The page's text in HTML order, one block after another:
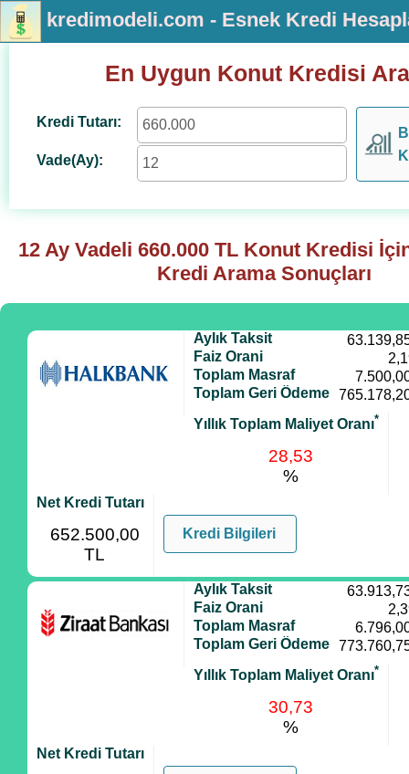
kredimodeli.com - Esnek Kredi
En Uygun Konut Kredisi
Kredi Tutarı:
Vade(Ay):
12 Ay Vadeli660.000 TL Konut Kredisi
Kredi Arama Sonuçları
Aylık Taksit
Faiz Orani
Toplam Masraf
Toplam Geri Ödeme
Yıllık Toplam Maliyet Oranı*
28,53
%
Net Kredi Tutarı
652.500,00
TL
Kredi Bilgileri
Aylık Taksit
Faiz Orani
Toplam Masraf
Toplam Geri Ödeme
Yıllık Toplam Maliyet Oranı*
30,73
%
Net Kredi Tutarı